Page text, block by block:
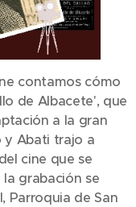
contamos cómo
de Albacete', que
a la gran
y Abati trajo a
cine que se
grabación se
Parroquia de San